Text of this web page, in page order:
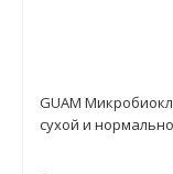
GUAM
сухой и